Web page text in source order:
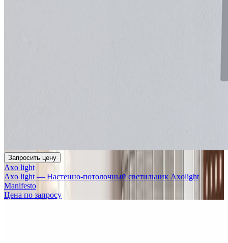
Запросить цену
Axo light
Axo light — Настенно-потолочный светильник Axolight
Manifesto
Цена по запросу